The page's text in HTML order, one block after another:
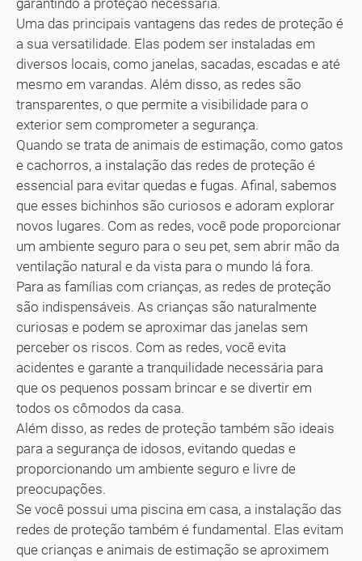
garantindo a proteção necessária.
Uma das principais vantagens das redes de proteção é
a sua versatilidade. Elas podem ser instaladas em
diversos locais, como janelas, sacadas, escadas e até
mesmo em varandas. Além disso, as redes são
transparentes, o que permite a visibilidade para o
exterior sem comprometer a segurança.
Quando se trata de animais de estimação, como gatos
e cachorros, a instalação das redes de proteção é
essencial para evitar quedas e fugas. Afinal, sabemos
que esses bichinhos são curiosos e adoram explorar
novos lugares. Com as redes, você pode proporcionar
um ambiente seguro para o seu pet, sem abrir mão da
ventilação natural e da vista para o mundo lá fora.
Para as famílias com crianças, as redes de proteção
são indispensáveis. As crianças são naturalmente
curiosas e podem se aproximar das janelas sem
perceber os riscos. Com as redes, você evita
acidentes e garante a tranquilidade necessária para
que os pequenos possam brincar e se divertir em
todos os cômodos da casa.
Além disso, as redes de proteção também são ideais
para a segurança de idosos, evitando quedas e
proporcionando um ambiente seguro e livre de
preocupações.
Se você possui uma piscina em casa, a instalação das
redes de proteção também é fundamental. Elas evitam
que crianças e animais de estimação se aproximem